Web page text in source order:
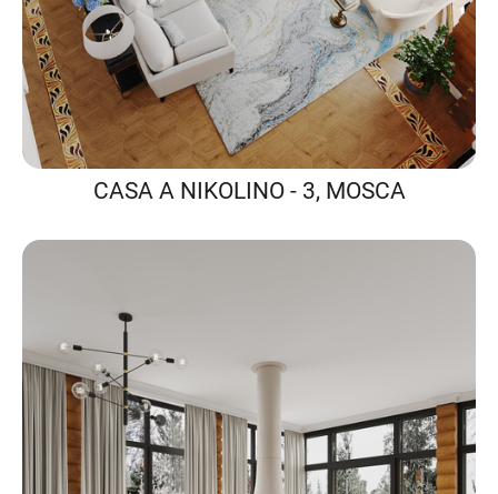
CASA A NIKOLINO - 3, MOSCA